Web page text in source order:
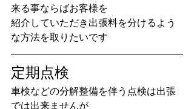
来る事ならばお客様を
紹介していただき出張料を分けるよう
な方法を取りたいです
定期点検
車検などの分解整備を伴う点検は出張
では出来ませんが